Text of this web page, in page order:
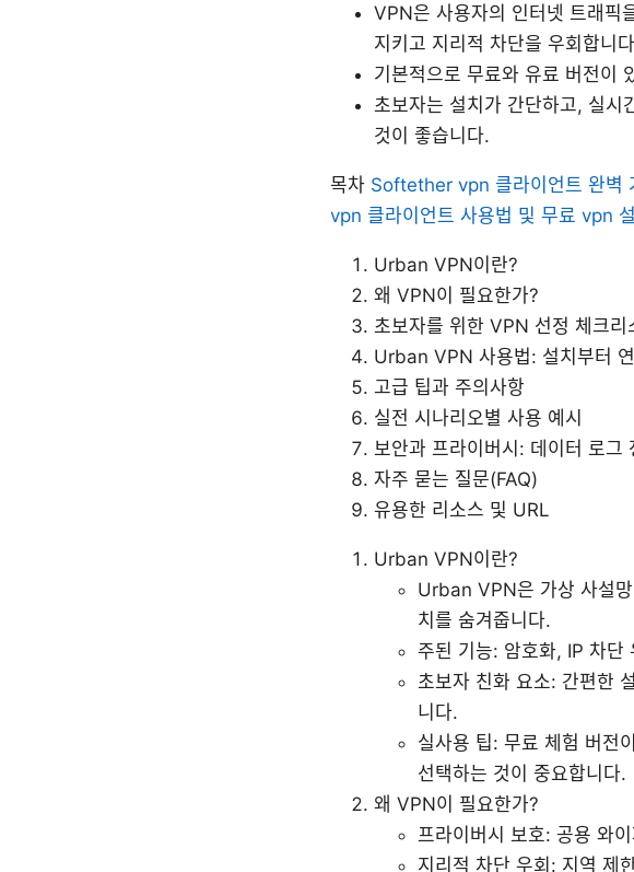
VPN은 사용자의 인터넷 트래픽
지키고 지리적 차단을 우회합니
기본적으로 무료와 유료 버전이
초보자는 설치가 간단하고, 실시
것이 좋습니다.
목차 Softether vpn 클라이언트 완벽
vpn 클라이언트 사용법 및 무료 vpn
Urban VPN이란?
왜 VPN이 필요한가?
초보자를 위한 VPN 선정 체크리
Urban VPN 사용법: 설치부터 연
고급 팁과 주의사항
실전 시나리오별 사용 예시
보안과 프라이버시: 데이터 로그
자주 묻는 질문(FAQ)
유용한 리소스 및 URL
Urban VPN이란?
Urban VPN은 가상 사설
치를 숨겨줍니다.
주된 기능: 암호화, IP 차단
초보자 친화 요소: 간편한
니다.
실사용 팁: 무료 체험 버전
선택하는 것이 중요합니다.
왜 VPN이 필요한가?
프라이버시 보호: 공용 와
지리적 차단 우회: 지역 제